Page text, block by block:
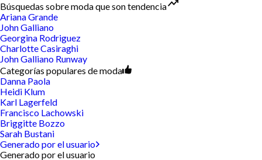
Búsquedas sobre moda que son tendencia
Ariana Grande
John Galliano
Georgina Rodriguez
Charlotte Casiraghi
John Galliano Runway
Categorías populares de moda
Danna Paola
Heidi Klum
Karl Lagerfeld
Francisco Lachowski
Briggitte Bozzo
Sarah Bustani
Generado por el usuario
Generado por el usuario